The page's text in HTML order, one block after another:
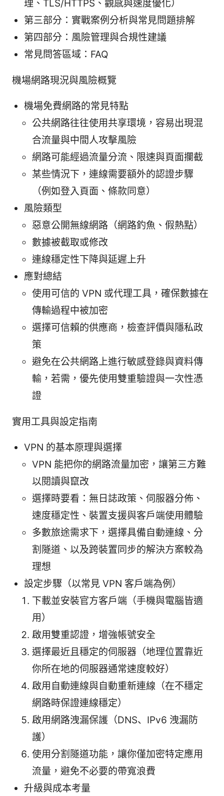
理、TLS/HTTPS、觀感與速度優化）
第三部分：實戰案例分析與常見問題排解
第四部分：風險管理與合規性建議
常見問答區域：FAQ
機場網路現況與風險概覽
機場免費網路的常見特點
公共網路往往使用共享環境，容易出現混
合流量與中間人攻擊風險
網路可能經過流量分流、限速與頁面攔截
某些情況下，連線需要額外的認證步驟
（例如登入頁面、條款同意）
風險類型
惡意公開無線網路（網路釣魚、假熱點）
數據被截取或修改
連線穩定性下降與延遲上升
應對總結
使用可信的 VPN 或代理工具，確保數據在
傳輸過程中被加密
選擇可信賴的供應商，檢查評價與隱私政
策
避免在公共網路上進行敏感登錄與資料傳
輸，若需，優先使用雙重驗證與一次性憑
證
實用工具與設定指南
VPN 的基本原理與選擇
VPN 能把你的網路流量加密，讓第三方難
以閱讀與竄改
選擇時要看：無日誌政策、伺服器分佈、
速度穩定性、裝置支援與客戶端使用體驗
多數旅途需求下，選擇具備自動連線、分
割隧道、以及跨裝置同步的解決方案較為
理想
設定步驟（以常見 VPN 客戶端為例）
下載並安裝官方客戶端（手機與電腦皆適
用）
啟用雙重認證，增強帳號安全
選擇最近且穩定的伺服器（地理位置靠近
你所在地的伺服器通常速度較好）
啟用自動連線與自動重新連線（在不穩定
網路時保證連線穩定）
啟用網路洩漏保護（DNS、IPv6 洩漏防
護）
使用分割隧道功能，讓你僅加密特定應用
流量，避免不必要的帶寬浪費
升級與成本考量